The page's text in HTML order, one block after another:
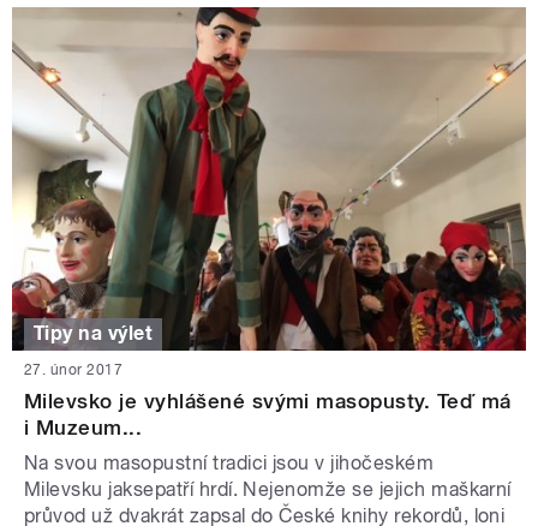
Tipy na výlet
27. únor 2017
Milevsko je vyhlášené svými masopusty. Teď má
i Muzeum...
Na svou masopustní tradici jsou v jihočeském
Milevsku jaksepatří hrdí. Nejenomže se jejich maškarní
průvod už dvakrát zapsal do České knihy rekordů, loni